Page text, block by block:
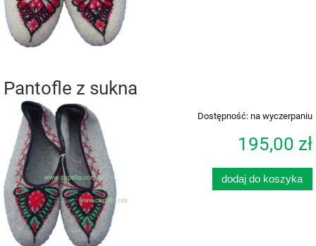
Pantofle z sukna
Dostępność: na wyczerpaniu
195,00 zł
dodaj do koszyka